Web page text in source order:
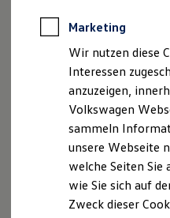
Notdienst
Software,
California
VW Connect
VW Connect
VW Connect
VW Connect
Connect Pro
Fleet
Multistop
Übersicht
Digitales
Volkswagen
Mobileye Vision
13 Hartom St. Har
Israel („Mobileye“).
Die Verantwortlichen
Datenschutz-
vertragliche
Marketing
Wir nutzen diese
Interessen
anzuzeigen,
Volkswagen
sammeln
unsere Webseite
welche Seiten Sie
wie Sie sich auf
Zweck dieser